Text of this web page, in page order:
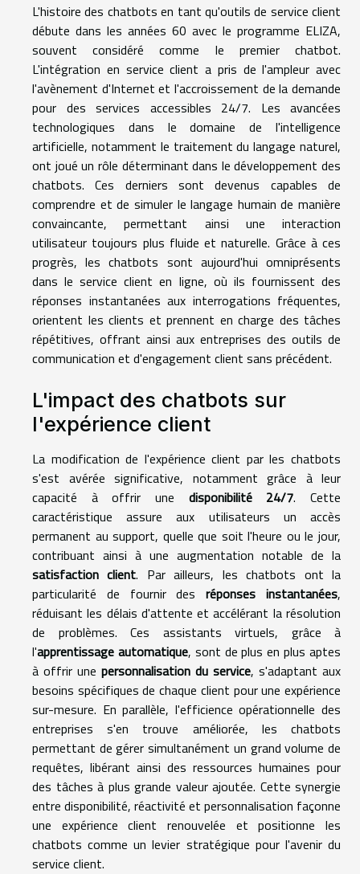
L'histoire des chatbots en tant qu'outils de service client
débute dans les années 60 avec le programme ELIZA,
souvent considéré comme le premier chatbot.
L'intégration en service client a pris de l'ampleur avec
l'avènement d'Internet et l'accroissement de la demande
pour des services accessibles 24/7. Les avancées
technologiques dans le domaine de l'intelligence
artificielle, notamment le traitement du langage naturel,
ont joué un rôle déterminant dans le développement des
chatbots. Ces derniers sont devenus capables de
comprendre et de simuler le langage humain de manière
convaincante, permettant ainsi une interaction
utilisateur toujours plus fluide et naturelle. Grâce à ces
progrès, les chatbots sont aujourd'hui omniprésents
dans le service client en ligne, où ils fournissent des
réponses instantanées aux interrogations fréquentes,
orientent les clients et prennent en charge des tâches
répétitives, offrant ainsi aux entreprises des outils de
communication et d'engagement client sans précédent.
L'impact des chatbots sur
l'expérience client
La modification de l'expérience client par les chatbots
s'est avérée significative, notamment grâce à leur
capacité à offrir une disponibilité 24/7. Cette
caractéristique assure aux utilisateurs un accès
permanent au support, quelle que soit l'heure ou le jour,
contribuant ainsi à une augmentation notable de la
satisfaction client. Par ailleurs, les chatbots ont la
particularité de fournir desréponses instantanées,
réduisant les délais d'attente et accélérant la résolution
de problèmes. Ces assistants virtuels, grâce à
l'apprentissage automatique, sont de plus en plus aptes
à offrir une personnalisation du service, s'adaptant aux
besoins spécifiques de chaque client pour une expérience
sur-mesure. En parallèle, l'efficience opérationnelle des
entreprises s'en trouve améliorée, les chatbots
permettant de gérer simultanément un grand volume de
requêtes, libérant ainsi des ressources humaines pour
des tâches à plus grande valeur ajoutée. Cette synergie
entre disponibilité, réactivité et personnalisation façonne
une expérience client renouvelée et positionne les
chatbots comme un levier stratégique pour l'avenir du
service client.